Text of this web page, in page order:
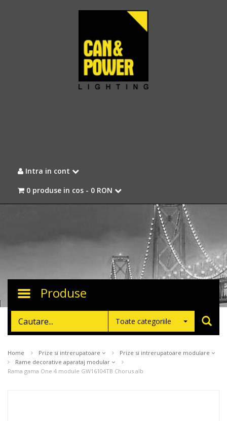
Intra in cont
0 produse in cos - 0 RON
Toggle
Produse
Toate categoriile
Home Prize si intrerupatoare
Prize si intrerupatoare modulare
Rame decorative aparataj modular
Rama gama One 4 module GW16104TB Chorus alb